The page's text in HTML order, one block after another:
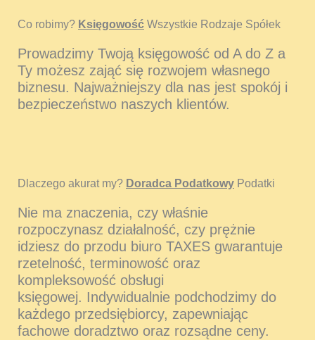
Co robimy? Księgowość Wszystkie Rodzaje Spółek
Prowadzimy Twoją księgowość od A do Z a
Ty możesz zająć się rozwojem własnego
biznesu. Najważniejszy dla nas jest spokój i
bezpieczeństwo naszych klientów.
Dlaczego akurat my? Doradca Podatkowy Podatki
Nie ma znaczenia, czy właśnie
rozpoczynasz działalność, czy prężnie
idziesz do przodu biuro TAXES gwarantuje
rzetelność, terminowość oraz
kompleksowość obsługi
księgowej. Indywidualnie podchodzimy do
każdego przedsiębiorcy, zapewniając
fachowe doradztwo oraz rozsądne ceny.